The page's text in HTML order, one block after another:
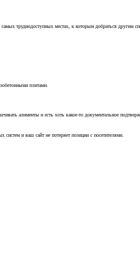
труднодоступных местах, к которым добраться другим
плитами.
алименты и есть хоть какое-то документальное
и ваш сайт не потеряет позиции с посетителями.